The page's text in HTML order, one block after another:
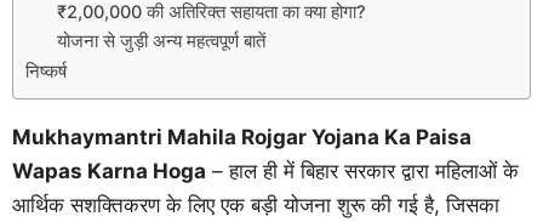
₹2,00,000 की अतिरिक्त सहायता का क्या होगा?
योजना से जुड़ी अन्य महत्वपूर्ण बातें
निष्कर्ष
Mukhaymantri Mahila Rojgar Yojana Ka Paisa
Wapas Karna Hoga – हाल ही में बिहार सरकार द्वारा महिलाओं के
आर्थिक सशक्तिकरण के लिए एक बड़ी योजना शुरू की गई है, जिसका